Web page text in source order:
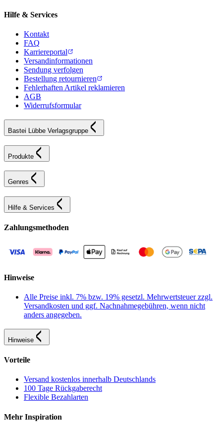
Hilfe & Services
Kontakt
FAQ
Karriereportal
Versandinformationen
Sendung verfolgen
Bestellung retournieren
Fehlerhaften Artikel reklamieren
AGB
Widerrufsformular
Bastei Lübbe Verlagsgruppe
Produkte
Genres
Hilfe & Services
Zahlungsmethoden
Hinweise
Alle Preise inkl. 7% bzw. 19% gesetzl. Mehrwertsteuer zzgl.
Versandkosten und ggf. Nachnahmegebühren, wenn nicht
anders angegeben.
Hinweise
Vorteile
Versand kostenlos innerhalb Deutschlands
100 Tage Rückgaberecht
Flexible Bezahlarten
Mehr Inspiration